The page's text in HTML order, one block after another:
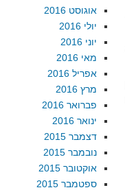
אוגוסט 2016
יולי 2016
יוני 2016
מאי 2016
אפריל 2016
מרץ 2016
פברואר 2016
ינואר 2016
דצמבר 2015
נובמבר 2015
אוקטובר 2015
ספטמבר 2015